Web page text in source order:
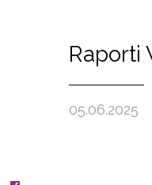
Raporti
05.06.2025